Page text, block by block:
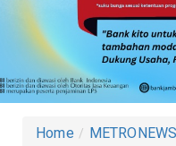
Home METRONEWS